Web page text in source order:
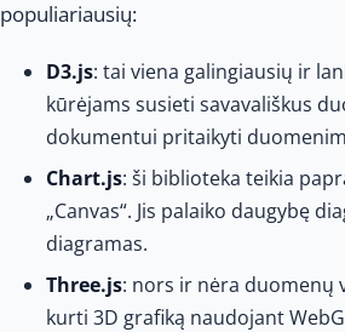
populiariausių:
D3.js: tai viena galingiausių ir
kūrėjams susieti savavališkus
dokumentui pritaikyti
Chart.js: ši biblioteka teikia
„Canvas“. Jis palaiko daugybę
diagramas.
Three.js: nors ir nėra duomenų
kurti 3D grafiką naudojant